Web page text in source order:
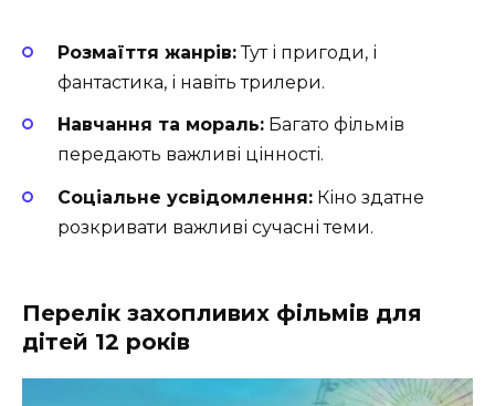
Розмаїття жанрів:Тут і пригоди, і
фантастика, і навіть трилери.
Навчання та мораль: Багато фільмів
передають важливі цінності.
Соціальне усвідомлення: Кіно здатне
розкривати важливі сучасні теми.
Перелік захопливих фільмів для
дітей 12 років